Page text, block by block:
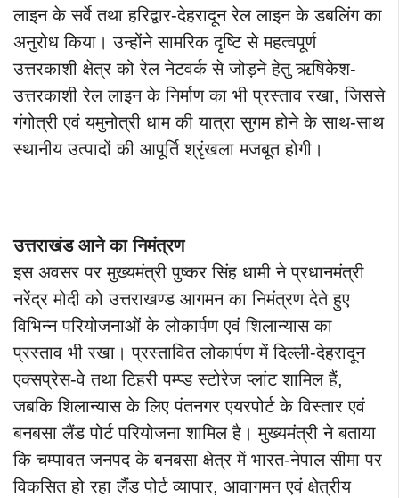
लाइन के सर्वे तथा हरिद्वार-देहरादून रेल लाइन के डबलिंग का
अनुरोध किया। उन्होंने सामरिक दृष्टि से महत्वपूर्ण
उत्तरकाशी क्षेत्र को रेल नेटवर्क से जोड़ने हेतु ऋषिकेश-
उत्तरकाशी रेल लाइन के निर्माण का भी प्रस्ताव रखा, जिससे
गंगोत्री एवं यमुनोत्री धाम की यात्रा सुगम होने के साथ-साथ
स्थानीय उत्पादों की आपूर्ति श्रृंखला मजबूत होगी।
उत्तराखंड आने का निमंत्रण
इस अवसर पर मुख्यमंत्री पुष्कर सिंह धामी ने प्रधानमंत्री
नरेंद्र मोदी को उत्तराखण्ड आगमन का निमंत्रण देते हुए
विभिन्न परियोजनाओं के लोकार्पण एवं शिलान्यास का
प्रस्ताव भी रखा। प्रस्तावित लोकार्पण में दिल्ली-देहरादून
एक्सप्रेस-वे तथा टिहरी पम्प्ड स्टोरेज प्लांट शामिल हैं,
जबकि शिलान्यास के लिए पंतनगर एयरपोर्ट के विस्तार एवं
बनबसा लैंड पोर्ट परियोजना शामिल है। मुख्यमंत्री ने बताया
कि चम्पावत जनपद के बनबसा क्षेत्र में भारत-नेपाल सीमा पर
विकसित हो रहा लैंड पोर्ट व्यापार, आवागमन एवं क्षेत्रीय